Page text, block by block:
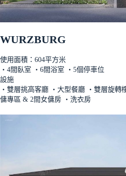
WURZBURG
使用面積：604平方米
‧4間臥室 ‧6間浴室 ‧5個停車位
設施
‧雙層挑高客廳 ‧大型餐廳 ‧雙層旋
傭專區 & 2間女傭房 ‧洗衣房